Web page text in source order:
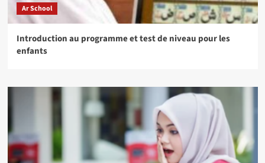
Ar School
Introduction au programme et test de niveau pour les
enfants